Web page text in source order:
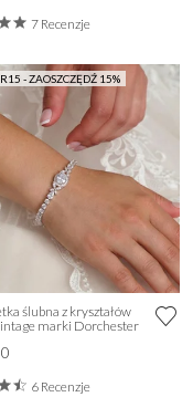
7 Recenzje
- ZAOSZCZĘDŹ 15%
ślubna z kryształów
marki Dorchester
6 Recenzje